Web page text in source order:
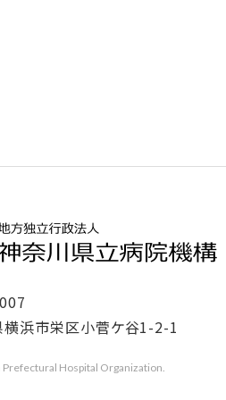
浜市栄区小菅ケ谷1-2-1
Prefectural Hospital Organization.